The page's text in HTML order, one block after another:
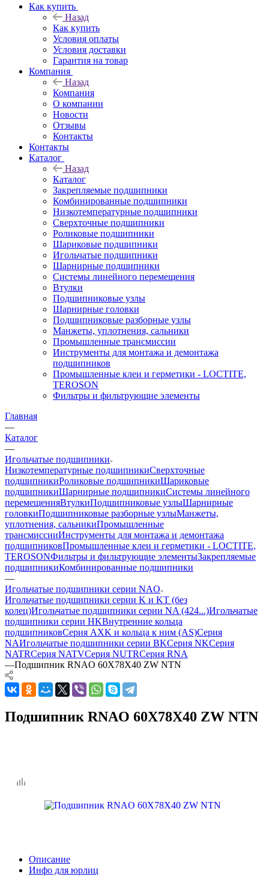
Как купить
Назад
Как купить
Условия оплаты
Условия доставки
Гарантия на товар
Компания
Назад
Компания
О компании
Новости
Отзывы
Контакты
Контакты
Каталог
Назад
Каталог
Закрепляемые подшипники
Комбинированные подшипники
Низкотемпературные подшипники
Сверхточные подшипники
Роликовые подшипники
Шариковые подшипники
Игольчатые подшипники
Шарнирные подшипники
Системы линейного перемещения
Втулки
Подшипниковые узлы
Шарнирные головки
Подшипниковые разборные узлы
Манжеты, уплотнения, сальники
Промышленные трансмиссии
Инструменты для монтажа и демонтажа
подшипников
Промышленные клеи и герметики - LOCTITE,
TEROSON
Фильтры и фильтрующие элементы
Главная
—
Каталог
—
Игольчатые подшипники
Низкотемпературные подшипникиСверхточные
подшипникиРоликовые подшипникиШариковые
подшипникиШарнирные подшипникиСистемы линейного
перемещенияВтулкиПодшипниковые узлыШарнирные
головкиПодшипниковые разборные узлыМанжеты,
уплотнения, сальникиПромышленные
трансмиссииИнструменты для монтажа и демонтажа
подшипниковПромышленные клеи и герметики - LOCTITE,
TEROSONФильтры и фильтрующие элементыЗакрепляемые
подшипникиКомбинированные подшипники
—
Игольчатые подшипники серии NAO
Игольчатые подшипники серии K и KT (без
колец)Игольчатые подшипники серии NA (424...)Игольчатые
подшипники серии HKВнутренние кольца
подшипниковСерия AXK и кольца к ним (AS)Серия
NAИгольчатые подшипники серии BKСерия NKСерия
NATRСерия NATVСерия NUTRСерия RNA
—Подшипник RNAO 60X78X40 ZW NTN
Подшипник RNAO 60X78X40 ZW NTN
Описание
Инфо для юрлиц